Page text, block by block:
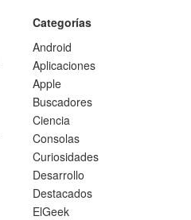
Categorías
Android
Aplicaciones
Apple
Buscadores
Ciencia
Consolas
Curiosidades
Desarrollo
Destacados
ElGeek